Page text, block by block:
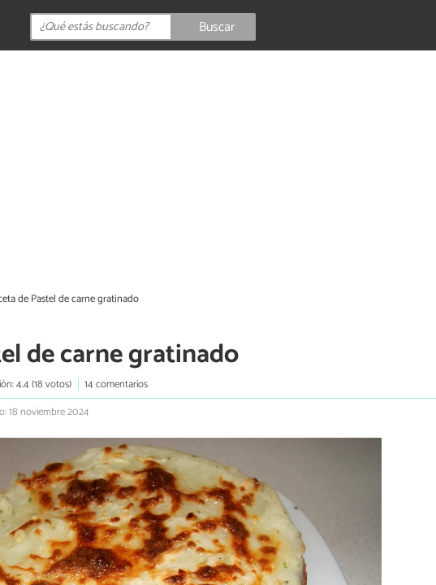
Buscar
de Pastel de carne gratinado
de carne gratinado
4.4 (18 votos)
14 comentarios
18 noviembre 2024